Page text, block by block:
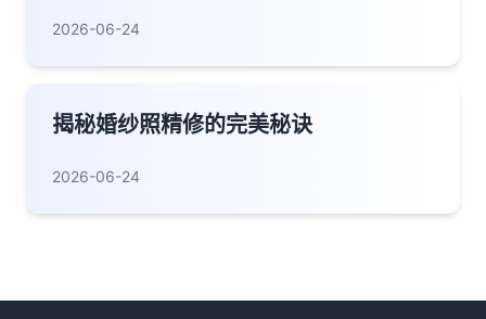
2026-06-24
揭秘婚纱照精修的完美秘诀
2026-06-24